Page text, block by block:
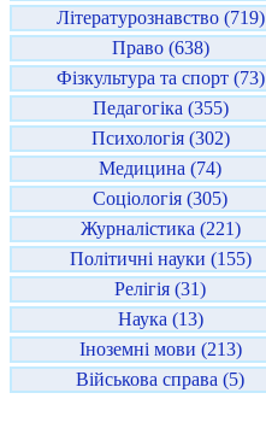
Літературознавство (719)
Право (638)
Фізкультура та спорт (73)
Педагогіка (355)
Психологія (302)
Медицина (74)
Соціологія (305)
Журналістика (221)
Політичні науки (155)
Релігія (31)
Наука (13)
Іноземні мови (213)
Військова справа (5)